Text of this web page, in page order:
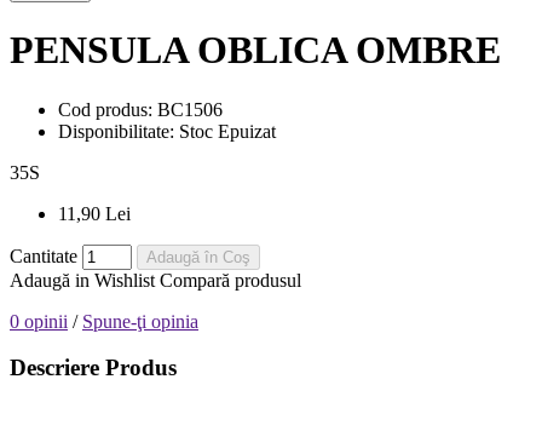
PENSULA OBLICA OMBRE
Cod produs: BC1506
Disponibilitate: Stoc Epuizat
35S
11,90 Lei
Cantitate Adaugă în Coş
Adaugă in Wishlist Compară produsul
0 opinii / Spune-ţi opinia
Descriere Produs